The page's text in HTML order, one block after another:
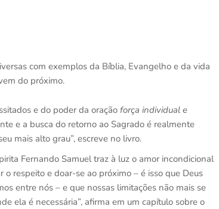
com exemplos da Bíblia, Evangelho e da vida
do próximo.
e do poder da oraçãoforça individual e
e a busca do retorno ao Sagrado é realmente
mais alto grau”, escreve no livro.
Fernando Samuel traz à luz o amor incondicional
respeito e doar-se ao próximo – é isso que Deus
entre nós – e que nossas limitações não mais se
ela é necessária”, afirma em um capítulo sobre o